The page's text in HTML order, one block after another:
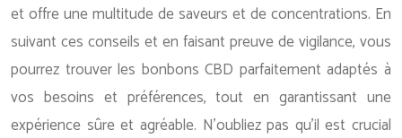
et offre une multitude de saveurs et de concentrations. En
suivant ces conseils et en faisant preuve de vigilance, vous
pourrez trouver les bonbons CBD parfaitement adaptés à
vos besoins et préférences, tout en garantissant une
expérience sûre et agréable. N’oubliez pas qu’il est crucial